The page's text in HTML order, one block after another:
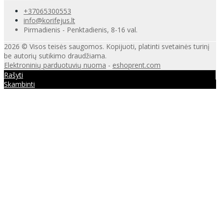
+37065300553
info@korifejus.lt
Pirmadienis - Penktadienis, 8-16 val.
2026 © Visos teisės saugomos. Kopijuoti, platinti svetainės turinį
be autorių sutikimo draudžiama.
Elektroninių parduotuvių nuoma - eshoprent.com
Rašyti
Skambinti